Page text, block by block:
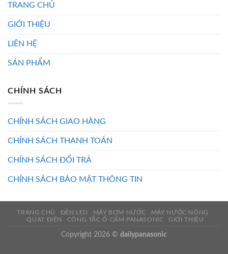
TRANG CHỦ
GIỚI THIỆU
LIÊN HỆ
SẢN PHẨM
CHÍNH SÁCH
CHÍNH SÁCH GIAO HÀNG
CHÍNH SÁCH THANH TOÁN
CHÍNH SÁCH ĐỔI TRẢ
CHÍNH SÁCH BẢO MẬT THÔNG TIN
TRANG CHỦ ĐÈN LED MÁY BƠM NƯỚC
MÁY NƯỚC NÓNG
QUẠT ĐIỆN
CÔNG TẮC Ổ CẮM PANASONIC GIỚI THIỆU
Copyright 2026 © dailypanasonic